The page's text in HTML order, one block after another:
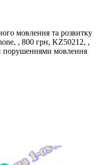
мовлення та розвитку
, 800 грн, KZ50212, ,
порушеннями мовлення